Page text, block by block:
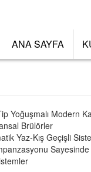
ANA SAYFA
Yoğuşmalı Modern
Brülörler
Yaz-Kış Geçişli